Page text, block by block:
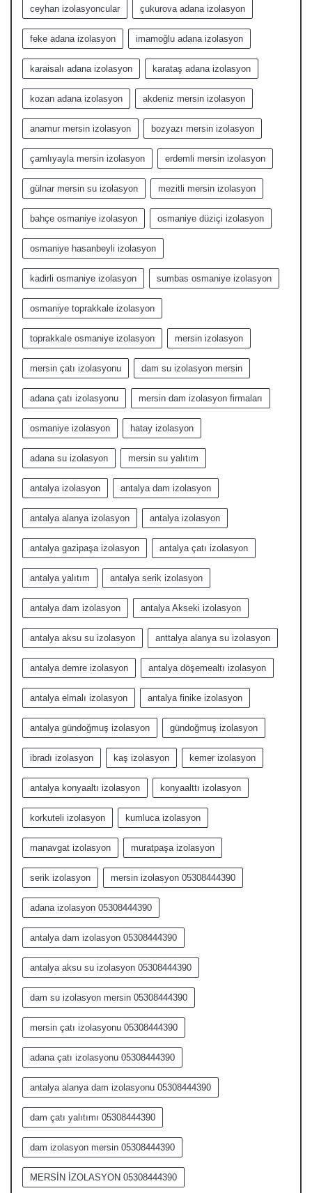
ceyhan izolasyoncular çukurova adana izolasyon
feke adana izolasyon imamoğlu adana izolasyon
karaisalı adana izolasyon karataş adana izolasyon
kozan adana izolasyon akdeniz mersin izolasyon
anamur mersin izolasyon bozyazı mersin izolasyon
çamlıyayla mersin izolasyon erdemli mersin izolasyon
gülnar mersin su izolasyon mezitli mersin izolasyon
bahçe osmaniye izolasyon osmaniye düziçi izolasyon
osmaniye hasanbeyli izolasyon
kadirli osmaniye izolasyon sumbas osmaniye izolasyon
osmaniye toprakkale izolasyon
toprakkale osmaniye izolasyon mersin izolasyon
mersin çatı izolasyonu dam su izolasyon mersin
adana çatı izolasyonu mersin dam izolasyon firmaları
osmaniye izolasyon hatay izolasyon
adana su izolasyon mersin su yalıtım
antalya izolasyon antalya dam izolasyon
antalya alanya izolasyon antalya izolasyon
antalya gazipaşa izolasyon antalya çatı izolasyon
antalya yalıtım antalya serik izolasyon
antalya dam izolasyon antalya Akseki izolasyon
antalya aksu su izolasyon anttalya alanya su izolasyon
antalya demre izolasyon antalya döşemealtı izolasyon
antalya elmalı izolasyon antalya finike izolasyon
antalya gündoğmuş izolasyon gündoğmuş izolasyon
ibradı izolasyon kaş izolasyon kemer izolasyon
antalya konyaaltı izolasyon konyaalttı izolasyon
korkuteli izolasyon kumluca izolasyon
manavgat izolasyon muratpaşa izolasyon
serik izolasyon mersin izolasyon 05308444390
adana izolasyon 05308444390
antalya dam izolasyon 05308444390
antalya aksu su izolasyon 05308444390
dam su izolasyon mersin 05308444390
mersin çatı izolasyonu 05308444390
adana çatı izolasyonu 05308444390
antalya alanya dam izolasyonu 05308444390
dam çatı yalıtımı 05308444390
dam izolasyon mersin 05308444390
MERSİN İZOLASYON 05308444390